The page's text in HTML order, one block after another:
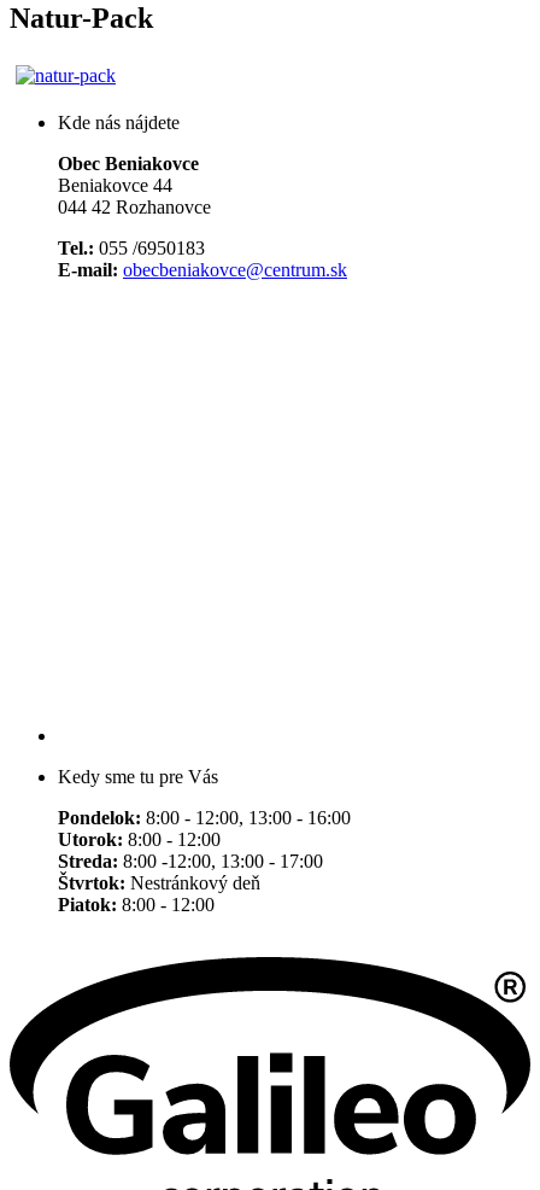
Natur-Pack
Kde nás nájdete
Obec Beniakovce
Beniakovce 44
044 42 Rozhanovce
Tel.: 055 /6950183
E-mail: obecbeniakovce@centrum.sk
Kedy sme tu pre Vás
Pondelok: 8:00 - 12:00, 13:00 - 16:00
Utorok: 8:00 - 12:00
Streda: 8:00 -12:00, 13:00 - 17:00
Štvrtok: Nestránkový deň
Piatok: 8:00 - 12:00